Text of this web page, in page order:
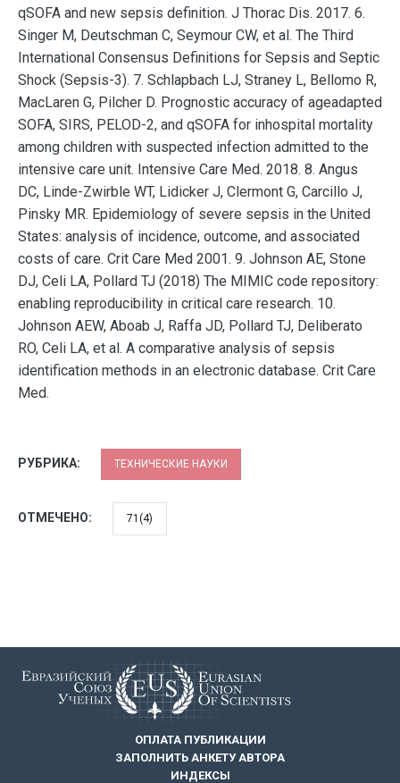
qSOFA and new sepsis definition. J Thorac Dis. 2017. 6.
Singer M, Deutschman C, Seymour CW, et al. The Third
International Consensus Definitions for Sepsis and Septic
Shock (Sepsis-3). 7. Schlapbach LJ, Straney L, Bellomo R,
MacLaren G, Pilcher D. Prognostic accuracy of ageadapted
SOFA, SIRS, PELOD-2, and qSOFA for inhospital mortality
among children with suspected infection admitted to the
intensive care unit. Intensive Care Med. 2018. 8. Angus
DC, Linde-Zwirble WT, Lidicker J, Clermont G, Carcillo J,
Pinsky MR. Epidemiology of severe sepsis in the United
States: analysis of incidence, outcome, and associated
costs of care. Crit Care Med 2001. 9. Johnson AE, Stone
DJ, Celi LA, Pollard TJ (2018) The MIMIC code repository:
enabling reproducibility in critical care research. 10.
Johnson AEW, Aboab J, Raffa JD, Pollard TJ, Deliberato
RO, Celi LA, et al. A comparative analysis of sepsis
identification methods in an electronic database. Crit Care
Med.
РУБРИКА: ТЕХНИЧЕСКИЕ НАУКИ
ОТМЕЧЕНО: 71(4)
ОПЛАТА ПУБЛИКАЦИИ
ЗАПОЛНИТЬ АНКЕТУ АВТОРА
ИНДЕКСЫ